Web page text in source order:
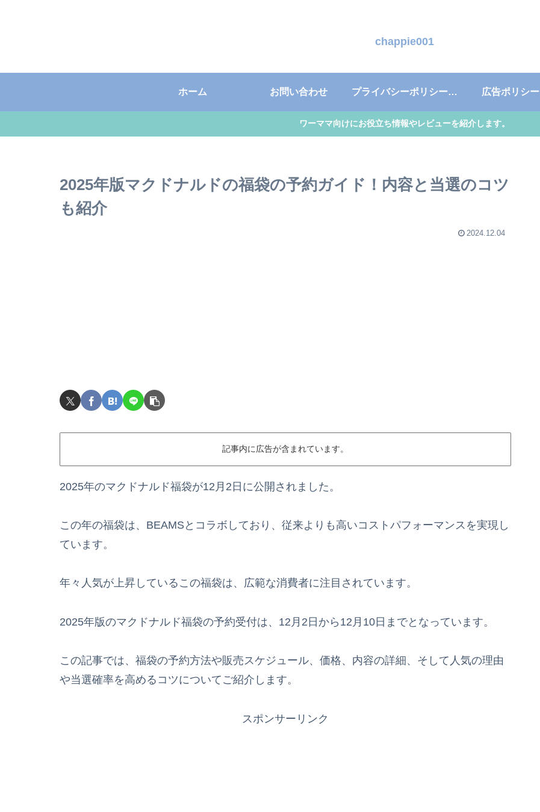
chappie001
ホーム お問い合わせ プライバシーポリシー・免責事項 広告ポリシー
ワーママ向けにお役立ち情報やレビューを紹介します。
2025年版マクドナルドの福袋の予約ガイド！内容と当選のコツ
も紹介
2024.12.04
記事内に広告が含まれています。
2025年のマクドナルド福袋が12月2日に公開されました。
この年の福袋は、BEAMSとコラボしており、従来よりも高いコストパフォーマンスを実現し
ています。
年々人気が上昇しているこの福袋は、広範な消費者に注目されています。
2025年版のマクドナルド福袋の予約受付は、12月2日から12月10日までとなっています。
この記事では、福袋の予約方法や販売スケジュール、価格、内容の詳細、そして人気の理由
や当選確率を高めるコツについてご紹介します。
スポンサーリンク